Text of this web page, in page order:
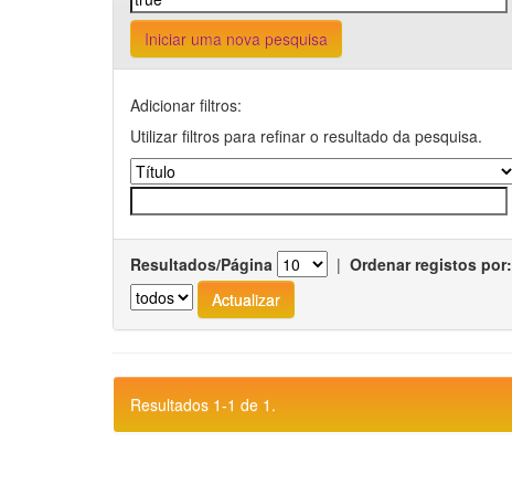
Iniciar uma nova pesquisa
Adicionar filtros:
Utilizar filtros para refinar o resultado da pesquisa.
Resultados/Página | Ordenar registos por:
Resultados 1-1 de 1.